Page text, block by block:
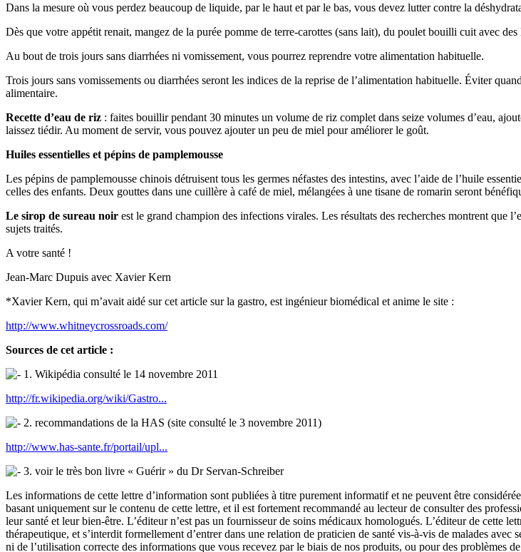
Dans la mesure où vous perdez beaucoup de liquide, par le haut et par le bas, vous devez lutter contre la
Dès que votre appétit renait, mangez de la purée pomme de terre-carottes (sans lait), du poulet bouilli cuit avec
Au bout de trois jours sans diarrhées ni vomissement, vous pourrez reprendre votre alimentation habituelle.
Trois jours sans vomissements ou diarrhées seront les indices de la reprise de l’alimentation habituelle. Éviter
alimentaire.
Recette d’eau de riz : faites bouillir pendant 30 minutes un volume de riz complet dans seize volumes d’eau,
laissez tiédir. Au moment de servir, vous pouvez ajouter un peu de miel pour améliorer le goût.
Huiles essentielles et pépins de pamplemousse
Les pépins de pamplemousse chinois détruisent tous les germes néfastes des intestins, avec l’aide de l’huile
celles des enfants. Deux gouttes dans une cuillère à café de miel, mélangées à une tisane de romarin seront
Le sirop de sureau noir est le grand champion des infections virales. Les résultats des recherches montrent que
sujets traités.
A votre santé !
Jean-Marc Dupuis avec Xavier Kern
*Xavier Kern, qui m’avait aidé sur cet article sur la gastro, est ingénieur biomédical et anime le site :
http://www.whitneycrossroads.com/
Sources de cet article :
1. Wikipédia consulté le 14 novembre 2011
http://fr.wikipedia.org/wiki/Gastro...
2. recommandations de la HAS (site consulté le 3 novembre 2011)
http://www.has-sante.fr/portail/upl...
3. voir le très bon livre « Guérir » du Dr Servan-Schreiber
Les informations de cette lettre d’information sont publiées à titre purement informatif et ne peuvent être
basant uniquement sur le contenu de cette lettre, et il est fortement recommandé au lecteur de consulter des
leur santé et leur bien-être. L’éditeur n’est pas un fournisseur de soins médicaux homologués. L’éditeur de cette
thérapeutique, et s’interdit formellement d’entrer dans une relation de praticien de santé vis-à-vis de malades
ni de l’utilisation correcte des informations que vous recevez par le biais de nos produits, ou pour des problèmes